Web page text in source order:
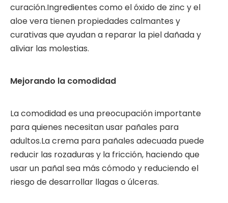
curación.Ingredientes como el óxido de zinc y el
aloe vera tienen propiedades calmantes y
curativas que ayudan a reparar la piel dañada y
aliviar las molestias.
Mejorando la comodidad
La comodidad es una preocupación importante
para quienes necesitan usar pañales para
adultos.La crema para pañales adecuada puede
reducir las rozaduras y la fricción, haciendo que
usar un pañal sea más cómodo y reduciendo el
riesgo de desarrollar llagas o úlceras.